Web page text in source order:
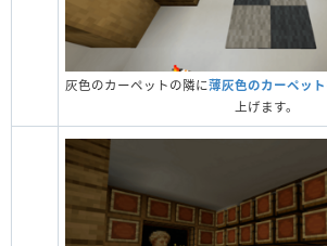
灰色のカーペットの隣に薄灰色のカーペット
上げます。